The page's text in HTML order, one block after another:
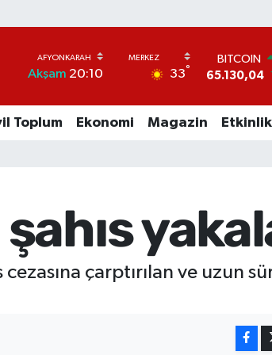
Akşam 20:10 33°
65.130,04
DOLAR
55,0265
BİST100
13.887
Toplum Ekonomi Magazin
çarptırılan ve uzun